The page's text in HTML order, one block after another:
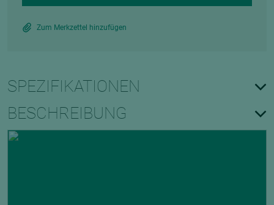
Zum Merkzettel hinzufügen
SPEZIFIKATIONEN
BESCHREIBUNG